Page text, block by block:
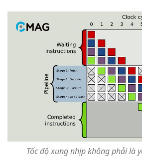
Tốc độ xung nhịp không phải là